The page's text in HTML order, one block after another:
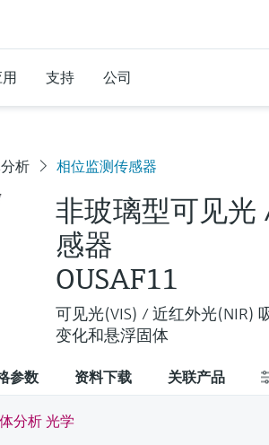
支持 公司
析 相位监测传感器
非玻璃型可见
感器
OUSAF11
可见光(VIS) / 近红外光(NIR)
变化和悬浮固体
参数 资料下载 关联产品
分析 光学